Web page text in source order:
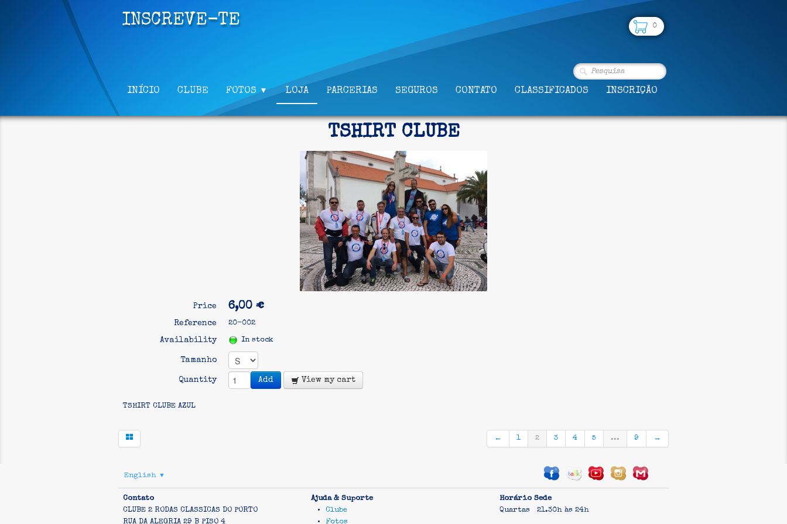
INSCREVE-TE 0
INÍCIO CLUBE FOTOS ▼ LOJA PARCERIAS SEGUROS CONTATO CLASSIFICADOS INSCRIÇÃO
TSHIRT CLUBE
Price 6,00 €
Reference 20-002
Availability In stock
Tamanho
Quantity Add View my cart
TSHIRT CLUBE AZUL
← 1 2 3 4 5 ... 9 →
English ▼
Contato
CLUBE 2 RODAS CLASSICAS DO PORTO
RUA DA ALEGRIA 29 B PISO 4
Ajuda & Suporte
Clube
Fotos
Horário Sede
Quartas 21.30h às 24h